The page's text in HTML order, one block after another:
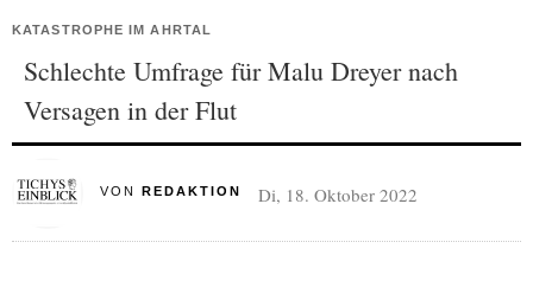
KATASTROPHE IM AHRTAL
Schlechte Umfrage für Malu Dreyer nach
Versagen in der Flut
VON REDAKTION Di, 18. Oktober 2022